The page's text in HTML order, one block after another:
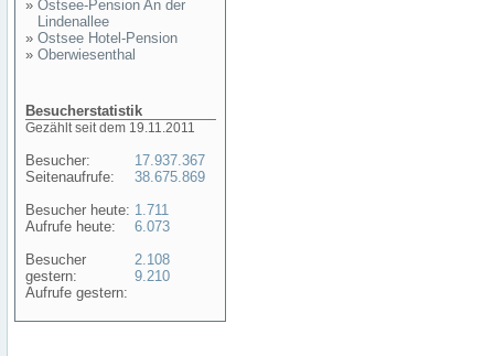
» Ostsee-Pension An der
Lindenallee
» Ostsee Hotel-Pension
» Oberwiesenthal
Besucherstatistik
Gezählt seit dem 19.11.2011
Besucher:
Seitenaufrufe:
Besucher heute:
Aufrufe heute:
Besucher
gestern:
Aufrufe gestern:
17.937.367
38.675.869
1.711
6.073
2.108
9.210